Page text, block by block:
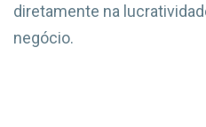
diretamente na
negócio.